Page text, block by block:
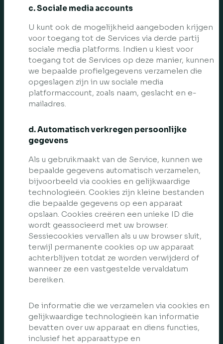
c. Sociale media accounts
U kunt ook de mogelijkheid aangeboden krijgen
voor toegang tot de Services via derde partij
sociale media platforms. Indien u kiest voor
toegang tot de Services op deze manier, kunnen
we bepaalde profielgegevens verzamelen die
opgeslagen zijn in uw sociale media
platformaccount, zoals naam, geslacht en e-
mailadres.
d. Automatisch verkregen persoonlijke
gegevens
Als u gebruikmaakt van de Service, kunnen we
bepaalde gegevens automatisch verzamelen,
bijvoorbeeld via cookies en gelijkwaardige
technologieën. Cookies zijn kleine bestanden
die bepaalde gegevens op een apparaat
opslaan. Cookies creëren een unieke ID die
wordt geassocieerd met uw browser.
Sessiecookies vervallen als u uw browser sluit,
terwijl permanente cookies op uw apparaat
achterblijven totdat ze worden verwijderd of
wanneer ze een vastgestelde vervaldatum
bereiken.
De informatie die we verzamelen via cookies en
gelijkwaardige technologieën kan informatie
bevatten over uw apparaat en diens functies,
inclusief het apparaattype en